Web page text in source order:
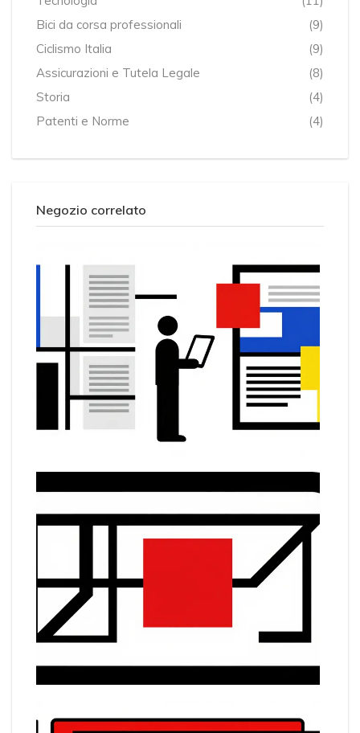
Bici da corsa professionali
(9)
Ciclismo Italia
(9)
Assicurazioni e Tutela Legale
(8)
Storia
(4)
Patenti e Norme
(4)
Negozio correlato